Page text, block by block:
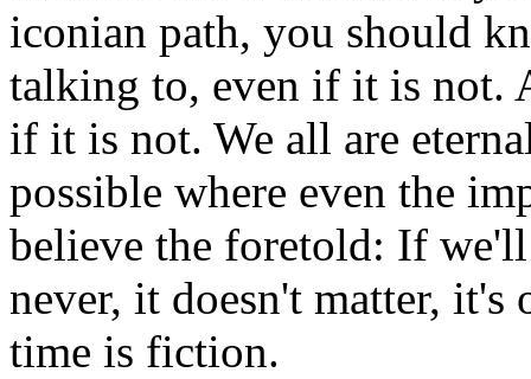
iconian path, you should
talking to, even if it is not.
if it is not. We all are
possible where even the
believe the foretold: If
never, it doesn't matter,
time is fiction.